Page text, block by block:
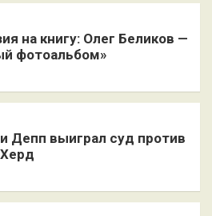
на книгу: Олег Беликов —
фотоальбом»
Депп выиграл суд против